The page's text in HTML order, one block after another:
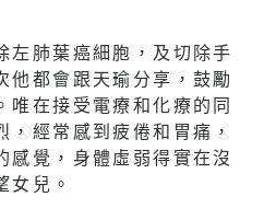
左肺葉癌細胞，及切除手
他都會跟天瑜分享，鼓勵
唯在接受電療和化療的同
經常感到疲倦和胃痛，
感覺，身體虛弱得實在沒
女兒。